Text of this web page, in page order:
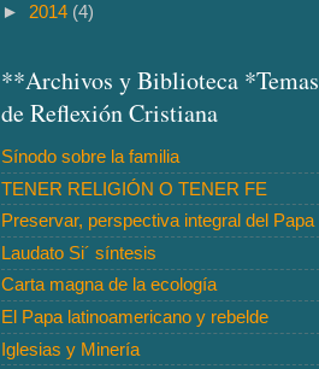
► 2014 (4)
**Archivos y Biblioteca *Temas
de Reflexión Cristiana
Sínodo sobre la familia
TENER RELIGIÓN O TENER FE
Preservar, perspectiva integral del Papa
Laudato Si´ síntesis
Carta magna de la ecología
El Papa latinoamericano y rebelde
Iglesias y Minería